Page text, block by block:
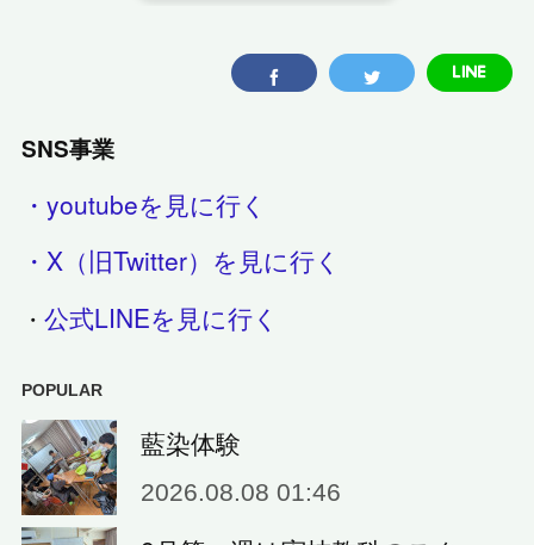
SNS事業
・youtubeを見に行く
・X（旧Twitter）を見に行く
・公式LINEを見に行く
POPULAR
藍染体験
2026.08.08 01:46